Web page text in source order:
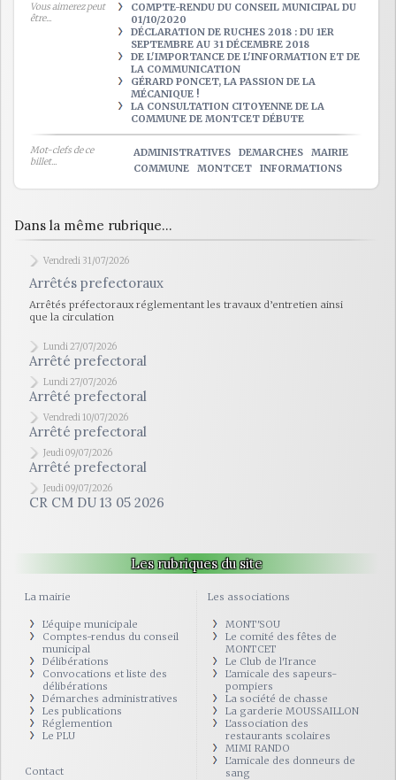
Vous aimerez peut
être...
COMPTE-RENDU DU CONSEIL MUNICIPAL DU
01/10/2020
DÉCLARATION DE RUCHES 2018 : DU 1ER
SEPTEMBRE AU 31 DÉCEMBRE 2018
DE L'IMPORTANCE DE L'INFORMATION ET DE
LA COMMUNICATION
GÉRARD PONCET, LA PASSION DE LA
MÉCANIQUE !
LA CONSULTATION CITOYENNE DE LA
COMMUNE DE MONTCET DÉBUTE
Mot-clefs de ce
billet...
ADMINISTRATIVES DEMARCHES
MAIRIE
COMMUNE
MONTCET INFORMATIONS
Dans la même rubrique...
Vendredi 31/07/2026
Arrêtés prefectoraux
Arrêtés préfectoraux réglementant les travaux d’entretien ainsi
que la circulation
Lundi 27/07/2026
Arrêté prefectoral
Lundi 27/07/2026
Arrêté prefectoral
Vendredi 10/07/2026
Arrêté prefectoral
Jeudi 09/07/2026
Arrêté prefectoral
Jeudi 09/07/2026
CR CM DU 13 05 2026
Les rubriques du site
La mairie
L'équipe municipale
Comptes-rendus du conseil
municipal
Délibérations
Convocations et liste des
délibérations
Démarches administratives
Les publications
Réglemention
Le PLU
Contact
Les associations
MONT'SOU
Le comité des fêtes de
MONTCET
Le Club de l'Irance
L'amicale des sapeurs-
pompiers
La société de chasse
La garderie MOUSSAILLON
L'association des
restaurants scolaires
MIMI RANDO
L'amicale des donneurs de
sang